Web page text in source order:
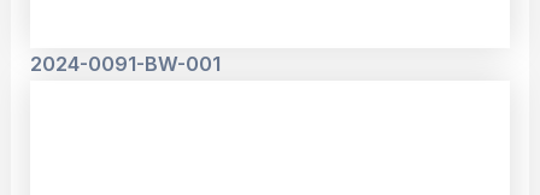
2024-0091-BW-001